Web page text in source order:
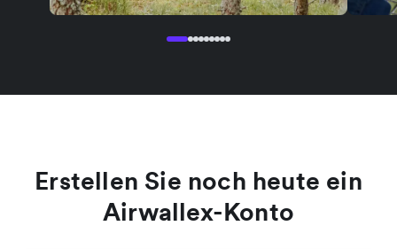
Erstellen Sie noch heute ein
Airwallex-Konto